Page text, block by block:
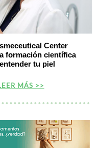
Center
formación científica
tu piel
MÁS >>